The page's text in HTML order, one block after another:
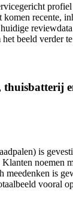
recente,
beeld verder
thuisbatterij
is
is
vooral